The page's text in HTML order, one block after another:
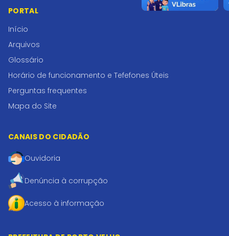
PORTAL
Início
Arquivos
Glossário
Horário de funcionamento e Tefefones Úteis
Perguntas frequentes
Mapa do Site
CANAIS DO CIDADÃO
Ouvidoria
Denúncia à corrupção
Acesso à informação